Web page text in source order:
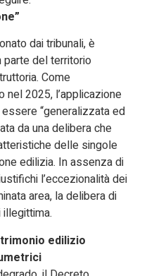
dai tribunali, è
parte del territorio
Come
2025, l’applicazione
“generalizzata ed
da una delibera che
delle singole
edilizia. In assenza di
l’eccezionalità dei
area, la delibera di
edilizio